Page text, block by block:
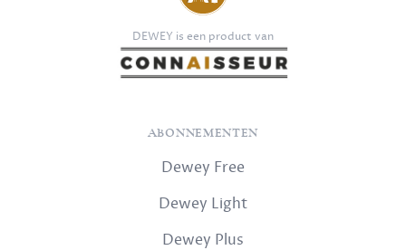
DEWEY is een product van
ABONNEMENTEN
Dewey Free
Dewey Light
Dewey Plus